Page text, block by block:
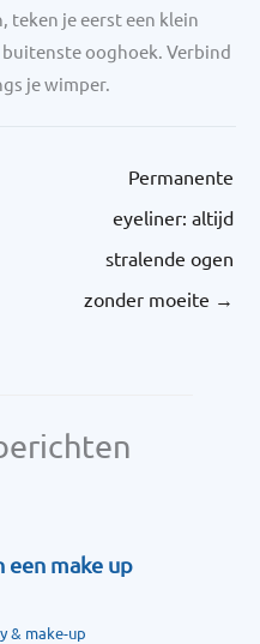
teken je eerst een klein
ooghoek. Verbind
je wimper.
Permanente
eyeliner: altijd
stralende ogen
zonder moeite →
een make up
& make-up